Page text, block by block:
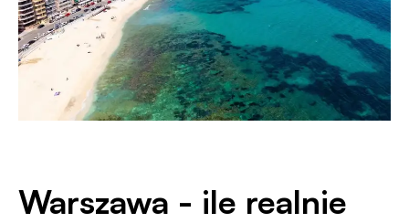
Warszawa - ile realnie